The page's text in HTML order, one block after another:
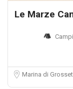
Le Marze
Marina di